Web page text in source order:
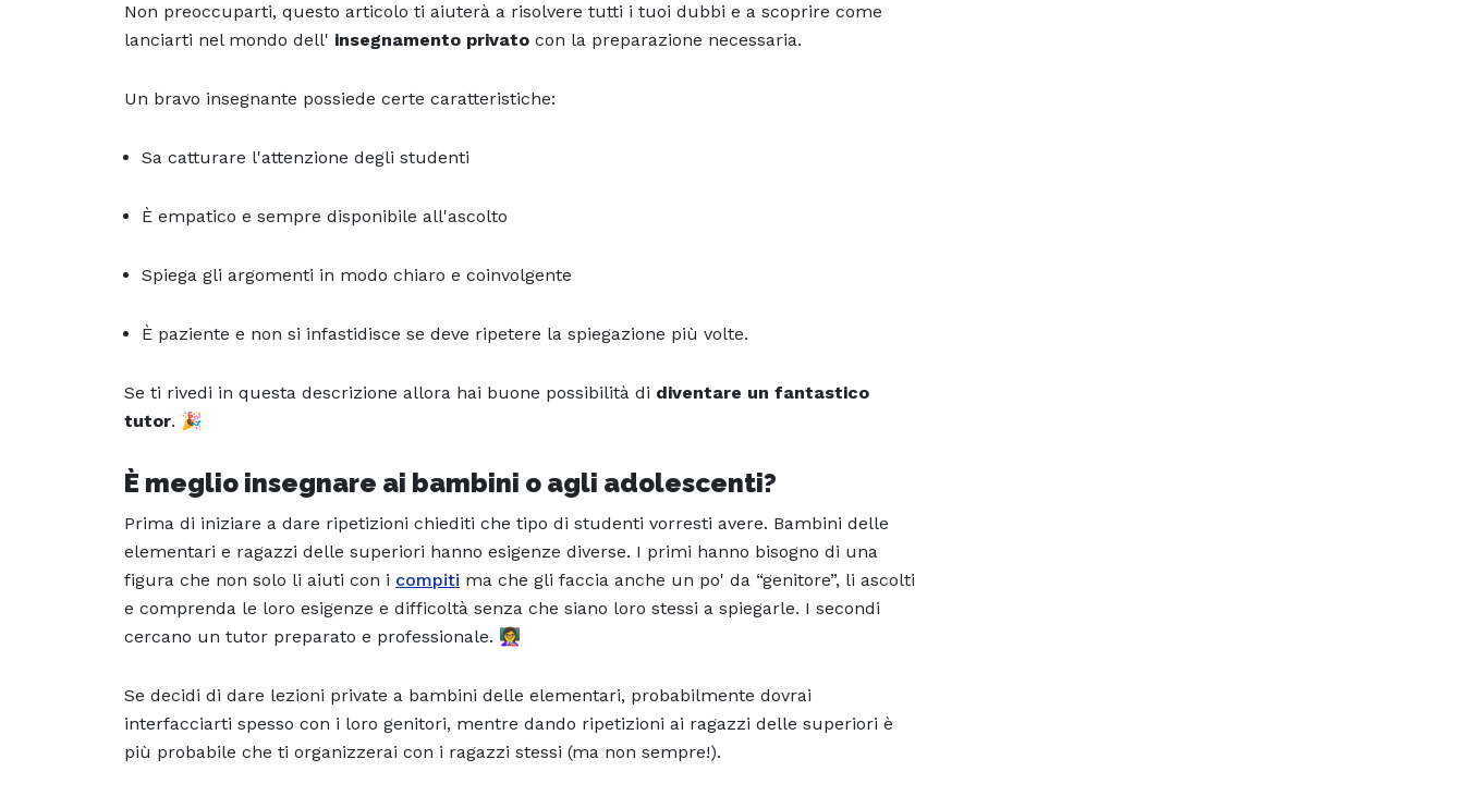
Non preoccuparti, questo articolo ti aiuterà a risolvere tutti i tuoi dubbi e a scoprire come
lanciarti nel mondo dell' insegnamento privato con la preparazione necessaria.
Un bravo insegnante possiede certe caratteristiche:
Sa catturare l'attenzione degli studenti
È empatico e sempre disponibile all'ascolto
Spiega gli argomenti in modo chiaro e coinvolgente
È paziente e non si infastidisce se deve ripetere la spiegazione più volte.
Se ti rivedi in questa descrizione allora hai buone possibilità di diventare un fantastico
tutor. 🎉
È meglio insegnare ai bambini o agli adolescenti?
Prima di iniziare a dare ripetizioni chiediti che tipo di studenti vorresti avere. Bambini delle
elementari e ragazzi delle superiori hanno esigenze diverse. I primi hanno bisogno di una
figura che non solo li aiuti con i compiti ma che gli faccia anche un po' da “genitore”, li ascolti
e comprenda le loro esigenze e difficoltà senza che siano loro stessi a spiegarle. I secondi
cercano un tutor preparato e professionale. 👩‍🏫
Se decidi di dare lezioni private a bambini delle elementari, probabilmente dovrai
interfacciarti spesso con i loro genitori, mentre dando ripetizioni ai ragazzi delle superiori è
più probabile che ti organizzerai con i ragazzi stessi (ma non sempre!).